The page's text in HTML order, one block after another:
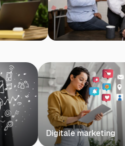
Digitale marketing